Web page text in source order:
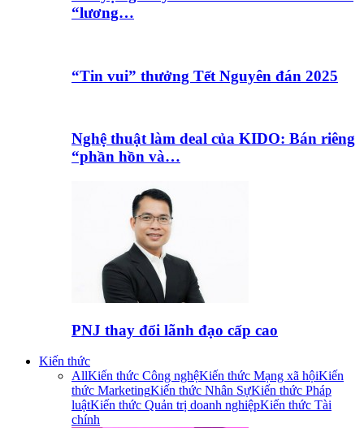
“lương…
“Tin vui” thưởng Tết Nguyên đán 2025
Nghệ thuật làm deal của KIDO: Bán riêng
“phần hồn và…
PNJ thay đổi lãnh đạo cấp cao
Kiến thức
AllKiến thức Công nghệKiến thức Mạng xã hộiKiến
thức MarketingKiến thức Nhân SựKiến thức Pháp
luậtKiến thức Quản trị doanh nghiệpKiến thức Tài
chính